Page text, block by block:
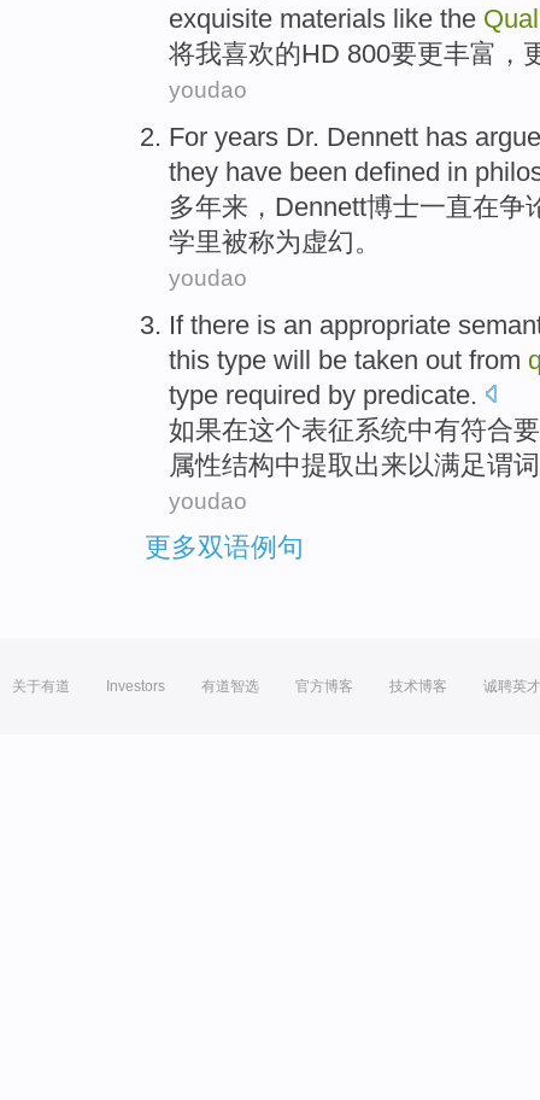
exquisite materials like the
将我喜欢的HD 800要更丰富 ，
youdao
For years Dr. Dennett has
they have been defined in
多年来， Dennett博士一直在争
学里被称为虚幻。
youdao
If there is an appropriate
this type will be taken out from
type required by predicate.
如果在这个表征系统中有符合
属性结构中提取出来以满足谓词
youdao
更多双语例句
关于有道 Investors 有道智选 官方博客 技术博客 诚聘英才